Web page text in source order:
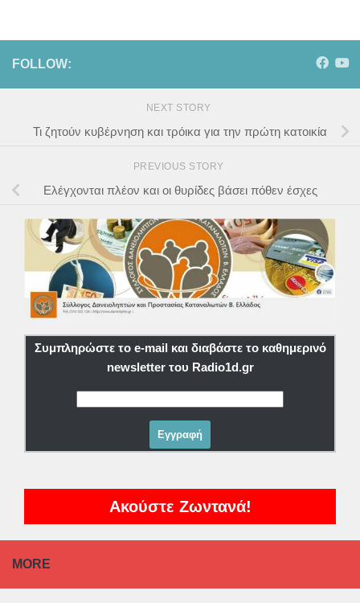
FOLLOW:
NEXT STORY
Τι ζητούν κυβέρνηση και τρόικα για την πρώτη κατοικία
PREVIOUS STORY
Ελέγχονται πλέον και οι θυρίδες βάσει πόθεν έσχες
Συμπληρώστε το e-mail και διαβάστε το καθημερινό
newsletter του Radio1d.gr
Ακούστε Ζωντανά!
MORE